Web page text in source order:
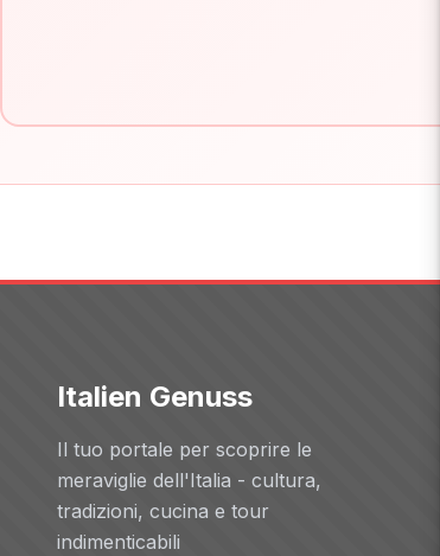
Italien Genuss
Il tuo portale per scoprire le
meraviglie dell'Italia - cultura,
tradizioni, cucina e tour
indimenticabili